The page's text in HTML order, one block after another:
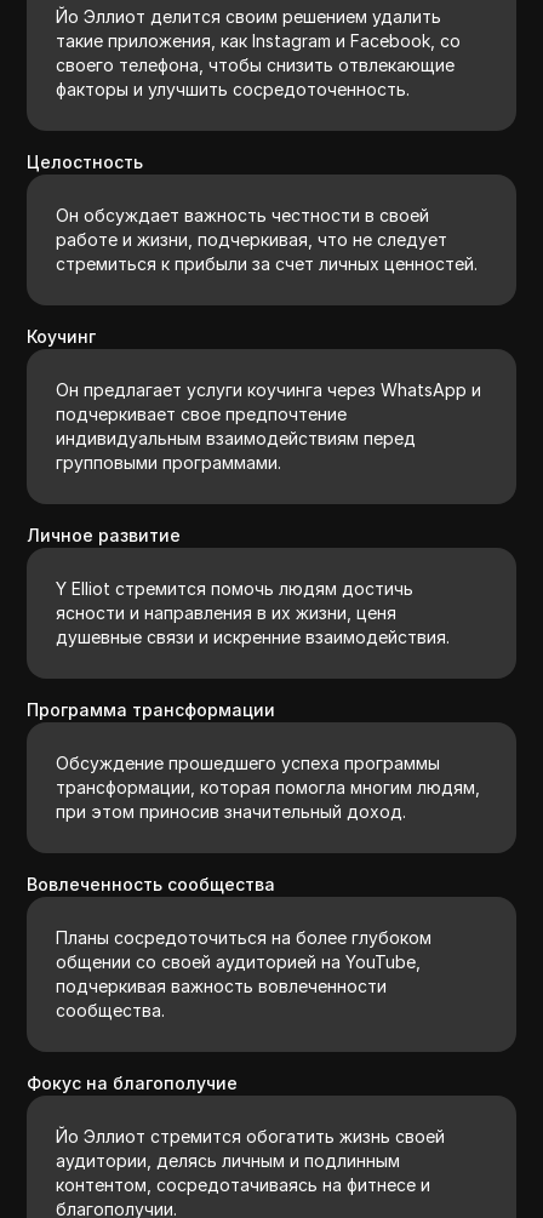
Йо Эллиот делится своим решением удалить
такие приложения, как Instagram и Facebook, со
своего телефона, чтобы снизить отвлекающие
факторы и улучшить сосредоточенность.
Целостность
Он обсуждает важность честности в своей
работе и жизни, подчеркивая, что не следует
стремиться к прибыли за счет личных ценностей.
Коучинг
Он предлагает услуги коучинга через WhatsApp и
подчеркивает свое предпочтение
индивидуальным взаимодействиям перед
групповыми программами.
Личное развитие
Y Elliot стремится помочь людям достичь
ясности и направления в их жизни, ценя
душевные связи и искренние взаимодействия.
Программа трансформации
Обсуждение прошедшего успеха программы
трансформации, которая помогла многим людям,
при этом приносив значительный доход.
Вовлеченность сообщества
Планы сосредоточиться на более глубоком
общении со своей аудиторией на YouTube,
подчеркивая важность вовлеченности
сообщества.
Фокус на благополучие
Йо Эллиот стремится обогатить жизнь своей
аудитории, делясь личным и подлинным
контентом, сосредотачиваясь на фитнесе и
благополучии.